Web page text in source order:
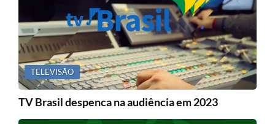
TELEVISÃO
TV Brasil despenca na audiência em 2023